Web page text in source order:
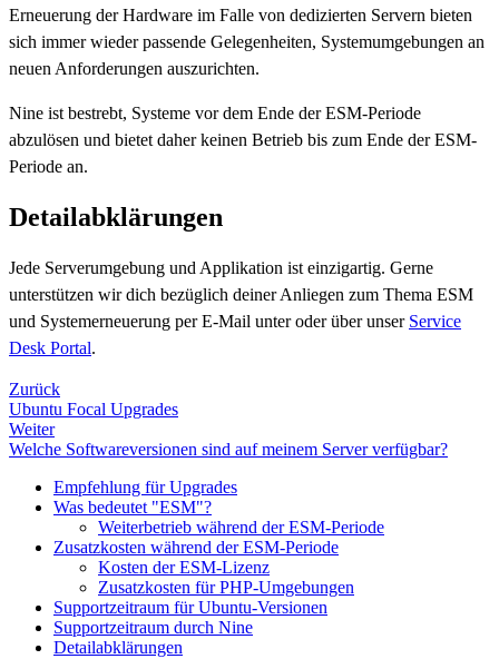
Erneuerung der Hardware im Falle von dedizierten Servern bieten
sich immer wieder passende Gelegenheiten, Systemumgebungen an
neuen Anforderungen auszurichten.
Nine ist bestrebt, Systeme vor dem Ende der ESM-Periode
abzulösen und bietet daher keinen Betrieb bis zum Ende der ESM-
Periode an.
Detailabklärungen
Jede Serverumgebung und Applikation ist einzigartig. Gerne
unterstützen wir dich bezüglich deiner Anliegen zum Thema ESM
und Systemerneuerung per E-Mail unteroder über unser Service
Desk Portal.
Zurück
Ubuntu Focal Upgrades
Weiter
Welche Softwareversionen sind auf meinem Server verfügbar?
Empfehlung für Upgrades
Was bedeutet "ESM"?
Weiterbetrieb während der ESM-Periode
Zusatzkosten während der ESM-Periode
Kosten der ESM-Lizenz
Zusatzkosten für PHP-Umgebungen
Supportzeitraum für Ubuntu-Versionen
Supportzeitraum durch Nine
Detailabklärungen